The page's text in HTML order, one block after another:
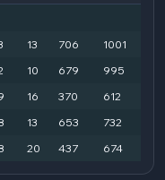
13 706 1001
10 679 995
16 370 612
13 653 732
20 437 674